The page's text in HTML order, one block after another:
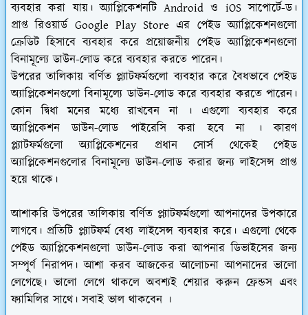
ব্যবহার করা যায়। অ্যাপ্লিকেশনটি Android ও iOS সাপোর্টে-ড।
প্রাপ্ত রিওয়ার্ড Google Play Store এর পেইড অ্যাপ্লিকেশনগুলো
ক্রেডিট হিসাবে ব্যবহার করে প্রয়োজনীয় পেইড অ্যাপ্লিকেশনগুলো
বিনামূল্যে ডাউন-লোড করে ব্যবহার করতে পারেন।
উপরের তালিকায় বর্ণিত প্ল্যাটফর্মগুলো ব্যবহার করে বৈধভাবে পেইড
অ্যাপ্লিকেশনগুলো বিনামূল্যে ডাউন-লোড করে ব্যবহার করতে পারেন।
কোন দ্বিধা মনের মধ্যে রাখবেন না । এগুলো ব্যবহার করে
অ্যাপ্লিকেশন ডাউন-লোড পাইরেসি করা হবে না । কারণ
প্ল্যাটফর্মগুলো অ্যাপ্লিকেশনের প্রধান সোর্স থেকেই পেইড
অ্যাপ্লিকেশনগুলোর বিনামূল্যে ডাউন-লোড করার জন্য লাইসেন্স প্রাপ্ত
হয়ে থাকে।
আশাকরি উপরের তালিকায় বর্ণিত প্ল্যাটফর্মগুলো আপনাদের উপকারে
লাগবে। প্রতিটি প্ল্যাটফর্ম বেধ্য লাইসেন্স ব্যবহার করে। এগুলো থেকে
পেইড অ্যাপ্লিকেশনগুলো ডাউন-লোড করা আপনার ডিভাইসের জন্য
সম্পূর্ণ নিরাপদ। আশা করব আজকের আলোচনা আপনাদের ভালো
লেগেছে। ভালো লেগে থাকলে অবশ্যই শেয়ার করুন ফ্রেন্ডস এবং
ফ্যামিলির সাথে। সবাই ভাল থাকবেন ।